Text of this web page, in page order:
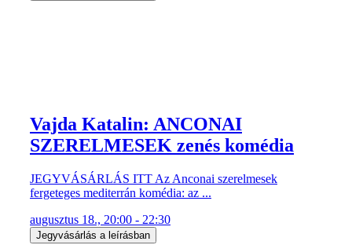
Vajda Katalin: ANCONAI
SZERELMESEK zenés komédia
JEGYVÁSÁRLÁS ITT Az Anconai szerelmesek
fergeteges mediterrán komédia: az ...
augusztus 18., 20:00 - 22:30
Jegyvásárlás a leírásban